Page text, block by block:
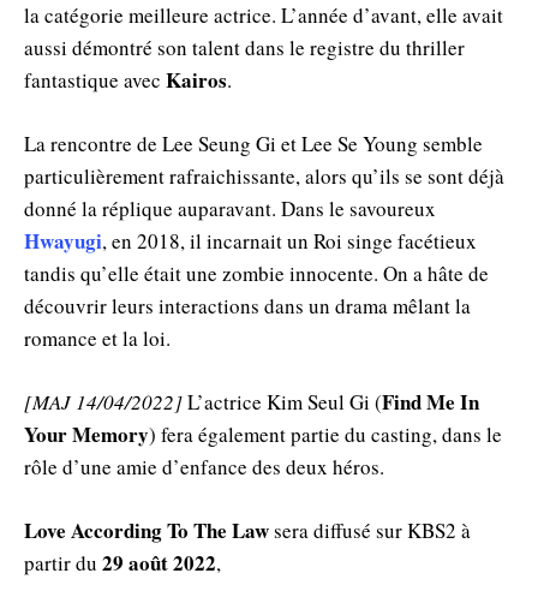
la catégorie meilleure actrice. L’année d’avant, elle avait
aussi démontré son talent dans le registre du thriller
fantastique avec Kairos.
La rencontre de Lee Seung Gi et Lee Se Young semble
particulièrement rafraichissante, alors qu’ils se sont déjà
donné la réplique auparavant. Dans le savoureux
Hwayugi, en 2018, il incarnait un Roi singe facétieux
tandis qu’elle était une zombie innocente. On a hâte de
découvrir leurs interactions dans un drama mêlant la
romance et la loi.
[MAJ 14/04/2022]L’actrice Kim Seul Gi (Find Me In
Your Memory) fera également partie du casting, dans le
rôle d’une amie d’enfance des deux héros.
Love According To The Lawsera diffusé sur KBS2 à
partir du 29 août 2022,